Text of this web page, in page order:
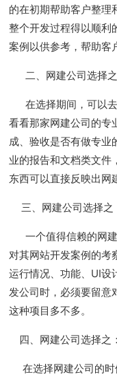
的在初期帮助客户整理
整个开发过程得以顺利
案例以供参考，帮助客
二、网建公司选择之
在选择期间，可以去
看看那家网建公司的专
成、验收是否有做专业
业的报告和文档类文件
东西可以直接反映出网
三、网建公司选择
一个值得信赖的网建
对其网站开发案例的考
运行情况、功能、UI设
发公司时，必须要留意
这种项目多不多。
四、网建公司选择之
在选择网建公司的时